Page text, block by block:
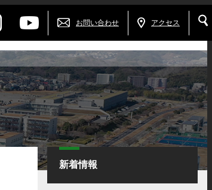
お問い合わせ アクセス
新着情報